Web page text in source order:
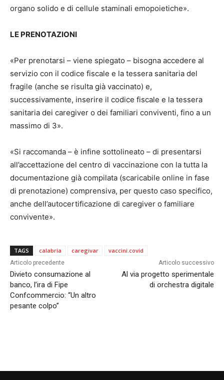
organo solido e di cellule staminali emopoietiche».
LE PRENOTAZIONI
«Per prenotarsi – viene spiegato – bisogna accedere al
servizio con il codice fiscale e la tessera sanitaria del
fragile (anche se risulta già vaccinato) e,
successivamente, inserire il codice fiscale e la tessera
sanitaria dei caregiver o dei familiari conviventi, fino a un
massimo di 3».
«Si raccomanda – è infine sottolineato – di presentarsi
all’accettazione del centro di vaccinazione con la tutta la
documentazione già compilata (scaricabile online in fase
di prenotazione) comprensiva, per questo caso specifico,
anche dell’autocertificazione di caregiver o familiare
convivente».
TAGS calabria caregivar vaccini.covid
Articolo precedente
Divieto consumazione al
banco, l’ira di Fipe
Confcommercio: “Un altro
pesante colpo”
Articolo successivo
Al via progetto sperimentale
di orchestra digitale